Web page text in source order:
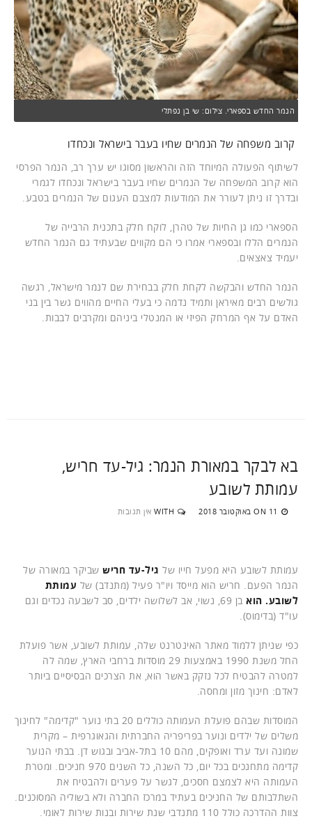
הנמר החדש בספארי. צילום: שי בן נפתלי
קרוב משפחה של הנמרים שחיו בעבר בישראל ונכחדו
לשיתוף הפעולה המיוחד הזה והראשון מסוגו יש ערך רב, הנמר הפרסי
הוא קרוב המשפחה של הנמרים שחיו בעבר בישראל ונכחדו לגמרי
ובדרך זו ניתן לעורר את המודעות למצבם העגום של הנמרים בטבע.
הספארי כמו גן החיות של טהרן, לוקח חלק בתכנית הרבייה של
הנמרים הללו ובספארי אמרו כי הם מקווים שבעתיד גם הנמר החדש
יעמיד צאצאים.
הנמר החדש והבקשה לקחת חלק בבחירת שם לנמר מישראל, רגשה
גולשים רבים מאיראן ותמיד נדמה כי בעלי החיים מהווים גשר בין בני
האדם על אף המרחק הפיזי או המנטלי ביניהם ומקרבים לבבות.
בא לבקר במאורת הנמר: גיל-עד חריש,
עמותת לשובע
ON 11 באוקטובר 2018 WITH אין תגובות
עמותת לשובע היא מפעל חייו של גיל-עד חריש שביקר במאורה של
הנמר הפעם. חריש הוא מייסד ויו"ר פעיל (מתנדב) של עמותת
לשובע. הוא
בן 69, נשוי, אב לשלושה ילדים, סב לשבעה נכדים וגם
עו"ד (בדימוס).
כפי שניתן ללמוד מאתר האינטרנט שלה, עמותת לשובע, אשר פועלת
החל משנת 1990 באמצעות 29 מוסדות ברחבי הארץ, שמה לה
למטרה להבטיח לכל נזקק באשר הוא, את הצרכים הבסיסיים ביותר
לאדם: חינוך מזון ומחסה.
המוסדות שבהם פועלת העמותה כוללים 20 בתי נוער "קדימה" לחינוך
משלים של ילדים ונוער בפריפריה החברתית והגאוגרפית – מקרית
שמונה ועד ערד ואופקים, מהם 10 בתל-אביב ובגוש דן. בבתי הנוער
קדימה מתחנכים בכל יום, כל השנה, כל השנים 970 חניכים. ומטרת
העמותה היא לצמצם חסכים, לגשר על פערים ולהבטיח את
השתלבותם של החניכים בעתיד במרכז החברה ולא בשוליה המסוכנים.
צוות ההדרכה כולל 110 מתנדבי שנת שירות ובנות שירות לאומי.